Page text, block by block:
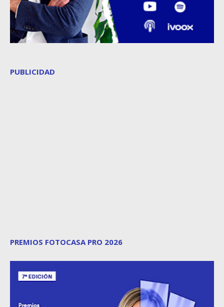
PUBLICIDAD
PREMIOS FOTOCASA PRO 2026